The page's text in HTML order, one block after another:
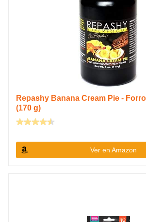
Repashy Banana Cream Pie -
(170 g)
Ver en Amazon